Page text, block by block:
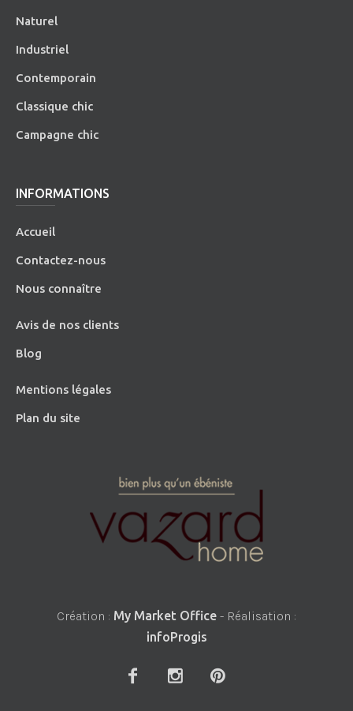
Naturel
Industriel
Contemporain
Classique chic
Campagne chic
INFORMATIONS
Accueil
Contactez-nous
Nous connaître
Avis de nos clients
Blog
Mentions légales
Plan du site
Création : My Market Office - Réalisation :
infoProgis